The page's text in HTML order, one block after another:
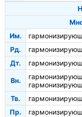
Им.
Рд.
Дт.
Вн.
Тв.
Пр.